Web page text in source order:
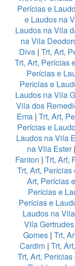
Perícias e
e Laudos na
Laudos na Vila
na Vila
Diva | Trt, Art,
Trt, Art, Perícias
Perícias e
Perícias e
Laudos na Vila
Vila dos
Ema | Trt, Art,
Perícias e
Laudos na Vila
na Vila Ester|
Fanton | Trt, Art,
Trt, Art,
Art, Perícias
Perícias e
Perícias e
Laudos na
Vila Gertrudes
Gomes | Trt,
Cardim| Trt,
Trt, Art,